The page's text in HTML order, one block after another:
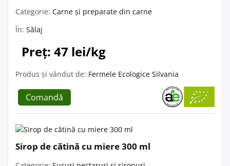
Categorie: Carne și preparate din carne
În: Sălaj
Preț: 47 lei/kg
Produs și vândut de: Fermele Ecologice Silvania
Comandă
Sirop de cătină cu miere 300 ml